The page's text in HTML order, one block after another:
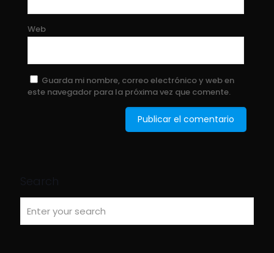
Web
Guarda mi nombre, correo electrónico y web en
este navegador para la próxima vez que comente.
Search